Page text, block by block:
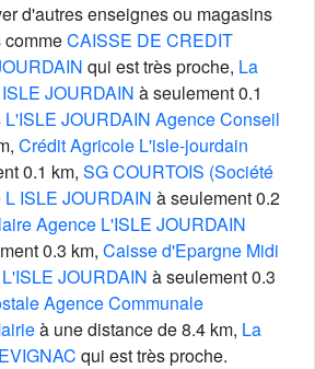
d'autres enseignes ou magasins
CAISSE DE CREDIT
qui est très proche, La
JOURDAIN à seulement 0.1
JOURDAIN Agence Conseil
Crédit Agricole L'isle-jourdain
0.1 km, SG COURTOIS (Société
ISLE JOURDAIN à seulement 0.2
Agence L'ISLE JOURDAIN
0.3 km, Caisse d'Epargne Midi
JOURDAIN à seulement 0.3
Agence Communale
à une distance de 8.4 km, La
qui est très proche.